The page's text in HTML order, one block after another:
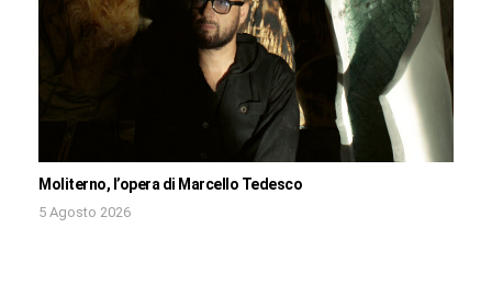
Moliterno, l’opera di Marcello Tedesco
5 Agosto 2026